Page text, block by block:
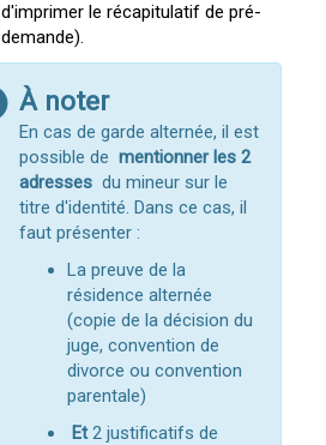
d'imprimer le récapitulatif de pré-
demande).
À noter
En cas de garde alternée, il est
possible dementionner les 2
adresses du mineur sur le
titre d'identité. Dans ce cas, il
faut présenter :
La preuve de la
résidence alternée
(copie de la décision du
juge, convention de
divorce ou convention
parentale)
Et2 justificatifs de